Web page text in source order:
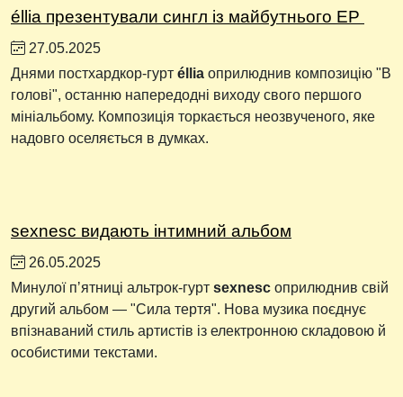
éllia презентували сингл із майбутнього EP
27.05.2025
Днями постхардкор-гурт éllia оприлюднив композицію "В
голові", останню напередодні виходу свого першого
мініальбому. Композиція торкається неозвученого, яке
надовго оселяється в думках.
sexnesc видають інтимний альбом
26.05.2025
Минулої пʼятниці альтрок-гурт sexnesc оприлюднив свій
другий альбом — "Сила тертя". Нова музика поєднує
впізнаваний стиль артистів із електронною складовою й
особистими текстами.